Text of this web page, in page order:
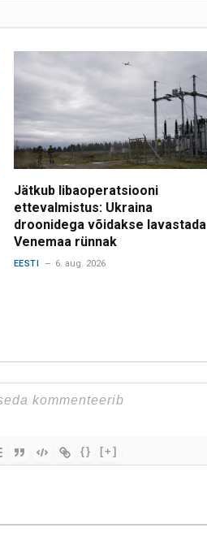
Jätkub libaoperatsiooni
ettevalmistus: Ukraina
droonidega võidakse lavastada
Venemaa rünnak
EESTI 6. aug. 2026
{} [+]